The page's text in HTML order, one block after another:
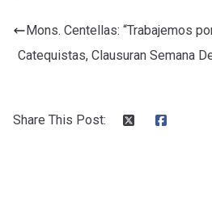
ce
b
o
k
tt
er
ail at
s
A
p
p
ar
Mons. Centellas: “Trabajemos
Catequistas, Clausuran Semana
Share This Post: